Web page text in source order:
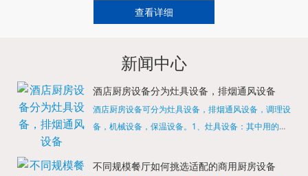
查看详细
新闻中心
酒店厨房设备分为灶具设备，排烟通风设备
酒店厨房设备可分为灶具设备，排烟通风设备，调理设
备，机械设备，保温设备。1、灶具设备：其中用的较
缺少的，经过相关检测证明的合格设备才能进行使用，
不同规模餐厅如何挑选适配的商用厨房设备